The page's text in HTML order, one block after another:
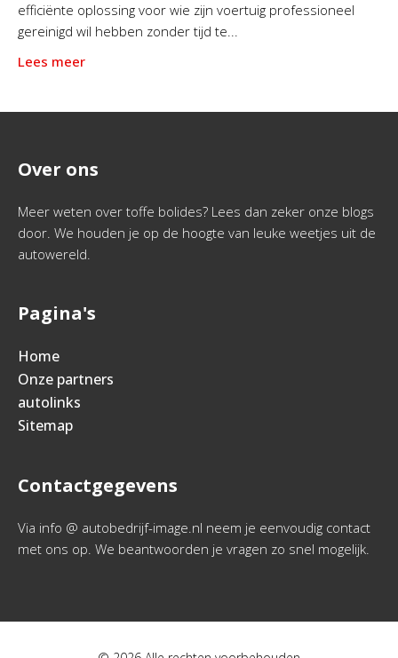
efficiënte oplossing voor wie zijn voertuig professioneel
gereinigd wil hebben zonder tijd te...
Lees meer
Over ons
Meer weten over toffe bolides? Lees dan zeker onze blogs
door. We houden je op de hoogte van leuke weetjes uit de
autowereld.
Pagina's
Home
Onze partners
autolinks
Sitemap
Contactgegevens
Via info @ autobedrijf-image.nl neem je eenvoudig contact
met ons op. We beantwoorden je vragen zo snel mogelijk.